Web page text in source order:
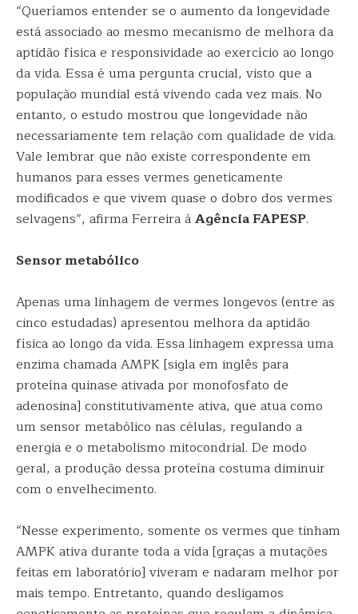
“Queríamos entender se o aumento da longevidade
está associado ao mesmo mecanismo de melhora da
aptidão física e responsividade ao exercício ao longo
da vida. Essa é uma pergunta crucial, visto que a
população mundial está vivendo cada vez mais. No
entanto, o estudo mostrou que longevidade não
necessariamente tem relação com qualidade de vida.
Vale lembrar que não existe correspondente em
humanos para esses vermes geneticamente
modificados e que vivem quase o dobro dos vermes
selvagens”, afirma Ferreira àAgência FAPESP.
Sensor metabólico
Apenas uma linhagem de vermes longevos (entre as
cinco estudadas) apresentou melhora da aptidão
física ao longo da vida. Essa linhagem expressa uma
enzima chamada AMPK [sigla em inglês para
proteína quinase ativada por monofosfato de
adenosina] constitutivamente ativa, que atua como
um sensor metabólico nas células, regulando a
energia e o metabolismo mitocondrial. De modo
geral, a produção dessa proteína costuma diminuir
com o envelhecimento.
“Nesse experimento, somente os vermes que tinham
AMPK ativa durante toda a vida [graças a mutações
feitas em laboratório] viveram e nadaram melhor por
mais tempo. Entretanto, quando desligamos